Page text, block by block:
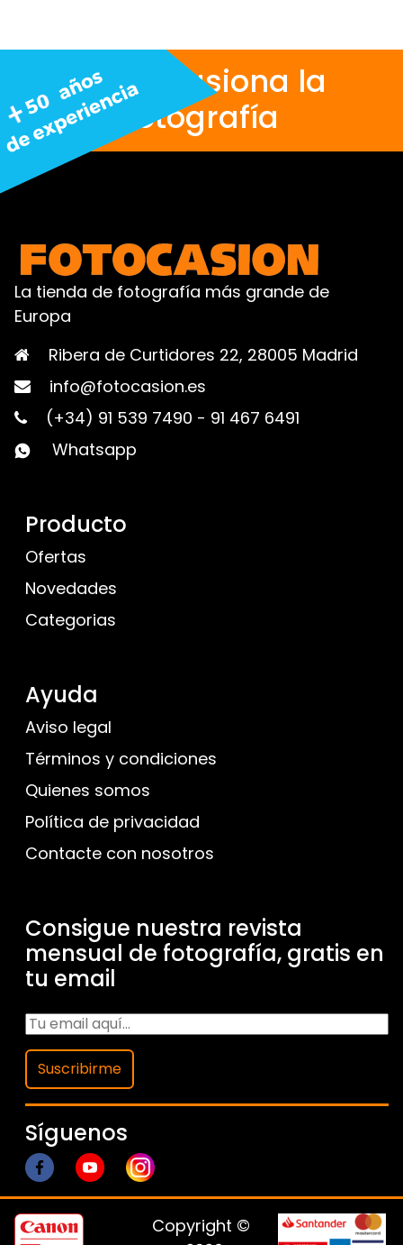
Nos apasiona la
fotografía
La tienda de fotografía más grande de
Europa
Ribera de Curtidores 22, 28005 Madrid
info@fotocasion.es
(+34) 91 539 7490 - 91 467 6491
Whatsapp
Producto
Ofertas
Novedades
Categorias
Ayuda
Aviso legal
Términos y condiciones
Quienes somos
Política de privacidad
Contacte con nosotros
Consigue nuestra revista
mensual de fotografía, gratis en
tu email
Suscribirme
Síguenos
Copyright ©